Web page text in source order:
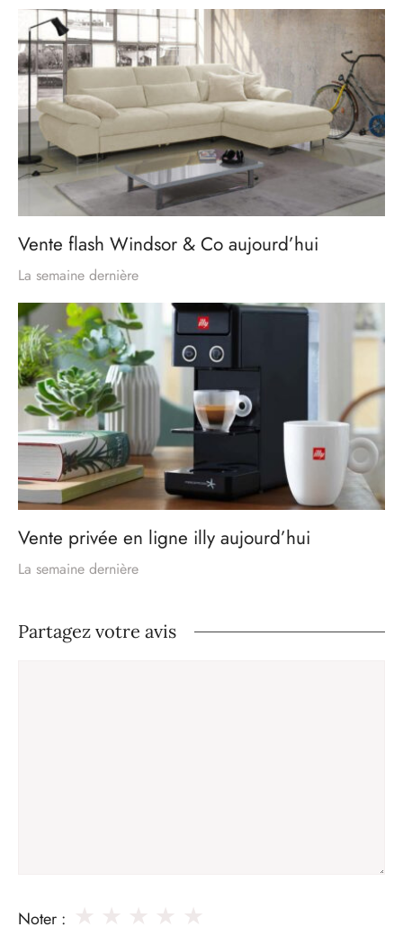
Vente flash Windsor & Co aujourd’hui
La semaine dernière
Vente privée en ligne illy aujourd’hui
La semaine dernière
Partagez votre avis
Noter :